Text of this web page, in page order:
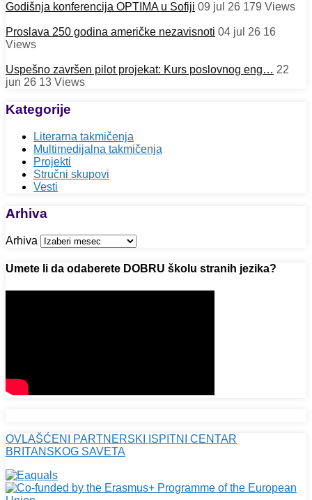
Godišnja konferencija OPTIMA u Sofiji 09 jul 26 179 Views
Proslava 250 godina američke nezavisnoti 04 jul 26 16
Views
Uspešno završen pilot projekat: Kurs poslovnog eng… 22
jun 26 13 Views
Kategorije
Literarna takmičenja
Multimedijalna takmičenja
Projekti
Stručni skupovi
Vesti
Arhiva
Arhiva
Umete li da odaberete DOBRU školu stranih jezika?
OVLAŠĆENI PARTNERSKI ISPITNI CENTAR
BRITANSKOG SAVETA